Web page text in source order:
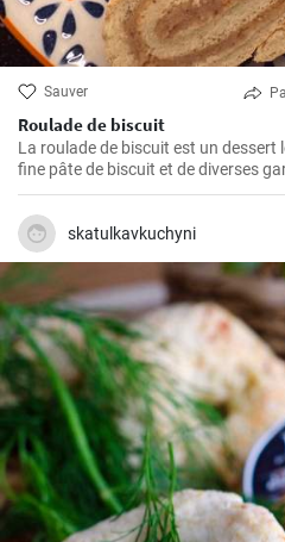
Sauver
Roulade de biscuit
La roulade de biscuit est un dessert
fine pâte de biscuit et de diverses
skatulkavkuchyni